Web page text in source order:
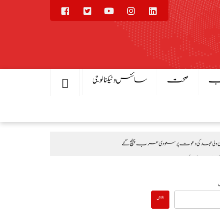
صحت
سائنس و ٹیکنالوجی
عہد کی دعوت پر سعودی عرب پہنچ گئے
تلاش